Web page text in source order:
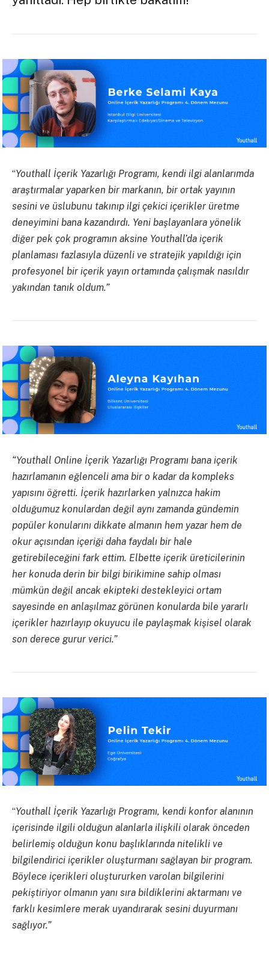
“Youthall İçerik Yazarlığı Programı, kendi ilgi alanlarımda
araştırmalar yaparken bir markanın, bir ortak yayının
sesini ve üslubunu takınıp ilgi çekici içerikler üretme
deneyimini bana kazandırdı. Yeni başlayanlara yönelik
diğer pek çok programın aksine Youthall’da içerik
planlaması fazlasıyla düzenli ve stratejik yapıldığı için
profesyonel bir içerik yayın ortamında çalışmak nasıldır
yakından tanık oldum.”
“Youthall Online İçerik Yazarlığı Programı bana içerik
hazırlamanın eğlenceli ama bir o kadar da kompleks
yapısını öğretti. İçerik hazırlarken yalnızca hakim
olduğumuz konulardan değil aynı zamanda gündemin
popüler konularını dikkate almanın hem yazar hem de
okur açısından içeriği daha faydalı bir hale
getirebileceğini fark ettim. Elbette içerik üreticilerinin
her konuda derin bir bilgi birikimine sahip olması
mümkün değil ancak ekipteki destekleyici ortam
sayesinde en anlaşılmaz görünen konularda bile yararlı
içerikler hazırlayıp okuyucu ile paylaşmak kişisel olarak
son derece gurur verici.”
“Youthall İçerik Yazarlığı Programı, kendi konfor alanının
içerisinde ilgili olduğun alanlarla ilişkili olarak önceden
belirlemiş olduğun konu başlıklarında nitelikli ve
bilgilendirici içerikler oluşturmanı sağlayan bir program.
Böylece içerikleri oluştururken varolan bilgilerini
pekiştiriyor olmanın yanı sıra bildiklerini aktarmanı ve
farklı kesimlere merak uyandırarak sesini duyurmanı
sağlıyor.”